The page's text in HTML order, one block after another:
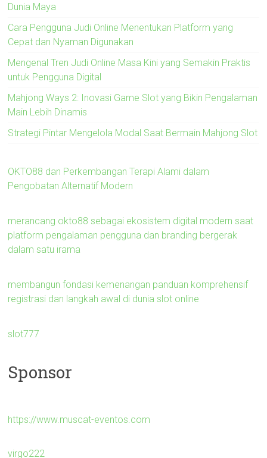
Dunia Maya
Cara Pengguna Judi Online Menentukan Platform yang
Cepat dan Nyaman Digunakan
Mengenal Tren Judi Online Masa Kini yang Semakin Praktis
untuk Pengguna Digital
Mahjong Ways 2: Inovasi Game Slot yang Bikin Pengalaman
Main Lebih Dinamis
Strategi Pintar Mengelola Modal Saat Bermain Mahjong Slot
OKTO88 dan Perkembangan Terapi Alami dalam
Pengobatan Alternatif Modern
merancang okto88 sebagai ekosistem digital modern saat
platform pengalaman pengguna dan branding bergerak
dalam satu irama
membangun fondasi kemenangan panduan komprehensif
registrasi dan langkah awal di dunia slot online
slot777
Sponsor
https://www.muscat-eventos.com
virgo222